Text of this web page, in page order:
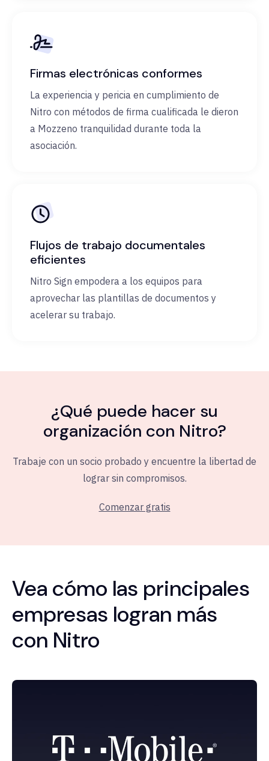
Firmas electrónicas conformes
La experiencia y pericia en cumplimiento de
Nitro con métodos de firma cualificada le dieron
a Mozzeno tranquilidad durante toda la
asociación.
Flujos de trabajo documentales
eficientes
Nitro Sign empodera a los equipos para
aprovechar las plantillas de documentos y
acelerar su trabajo.
¿Qué puede hacer su
organización con Nitro?
Trabaje con un socio probado y encuentre la libertad de
lograr sin compromisos.
Comenzar gratis
Vea cómo las principales
empresas logran más
con Nitro